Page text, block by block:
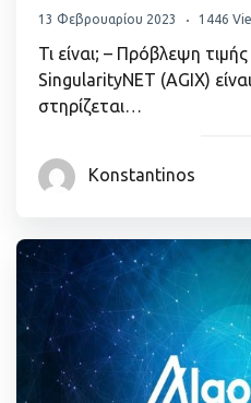
13 Φεβρουαρίου 2023 1446
Τι είναι; – Πρόβλεψη
SingularityNET (AGIX)
στηρίζεται…
Konstantinos